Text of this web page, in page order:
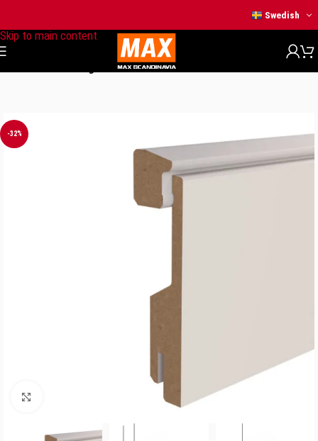
Skip to main content
Swedish
Utgående sortiment
-32%